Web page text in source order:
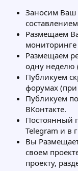
Заносим Ваш
Размещаем
мониторинге
Размещаем
одну неделю
Публикуем
форумах
Публикуем
ВКонтакте.
Постоянный
Telegram и в
Вы
своем
проекту,